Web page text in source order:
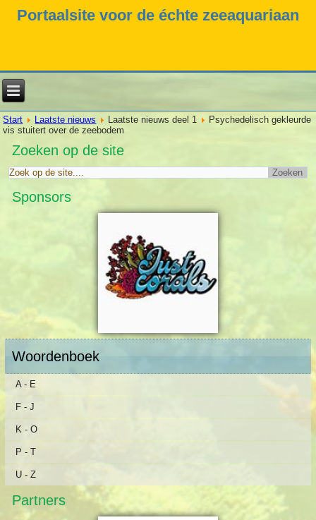
Portaalsite voor de échte zeeaquariaan
Start Laatste nieuws Laatste nieuws deel 1
Psychedelisch gekleurde
vis stuitert over de zeebodem
Zoeken op de site
Sponsors
Woordenboek
A - E
F - J
K - O
P - T
U - Z
Partners